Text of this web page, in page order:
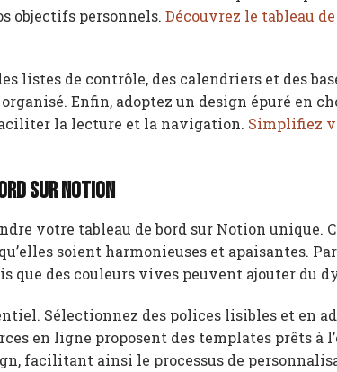
objectifs personnels. Découvrez le tableau
listes de contrôle, des calendriers et des
Enfin, adoptez un design épuré en
la lecture et la navigation. Simplifiez
sur Notion
votre tableau de bord sur Notion unique.
soient harmonieuses et apaisantes.
que des couleurs vives peuvent ajouter du
Sélectionnez des polices lisibles et en
en ligne proposent des templates prêts à
facilitant ainsi le processus de